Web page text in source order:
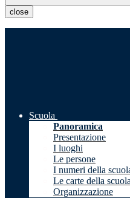
close
Scuola
Panoramica
Presentazione
I luoghi
Le persone
I numeri della
Le carte della scuola
Organizzazione